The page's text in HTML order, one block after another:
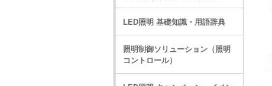
LED照明 基礎知識・用語辞典
照明制御ソリューション（照明
コントロール）